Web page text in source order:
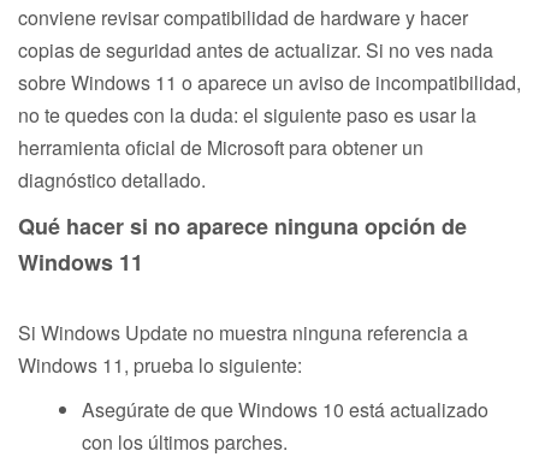
conviene revisar compatibilidad de hardware y hacer
copias de seguridad antes de actualizar. Si no ves nada
sobre Windows 11 o aparece un aviso de incompatibilidad,
no te quedes con la duda: el siguiente paso es usar la
herramienta oficial de Microsoft para obtener un
diagnóstico detallado.
Qué hacer si no aparece ninguna opción de
Windows 11
Si Windows Update no muestra ninguna referencia a
Windows 11, prueba lo siguiente:
Asegúrate de que Windows 10 está actualizado
con los últimos parches.